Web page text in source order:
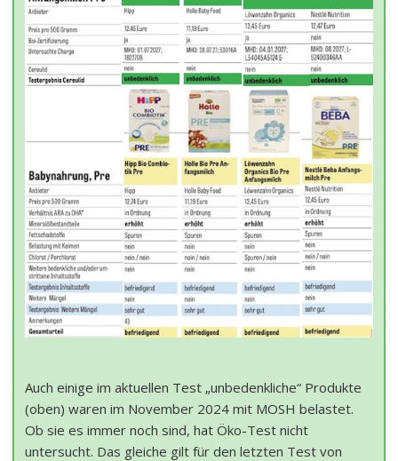
Auch einige im aktuellen Test „unbedenkliche“ Produkte
(oben) waren im November 2024 mit MOSH belastet.
Ob sie es immer noch sind, hat Öko-Test nicht
untersucht. Das gleiche gilt für den letzten Test von